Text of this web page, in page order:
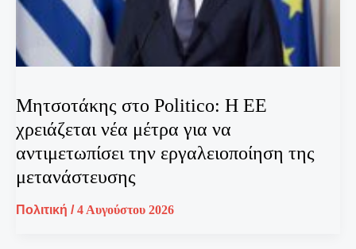
Μητσοτάκης στο Politico: Η ΕΕ
χρειάζεται νέα μέτρα για να
αντιμετωπίσει την εργαλειοποίηση της
μετανάστευσης
Πολιτική /4 Αυγούστου 2026